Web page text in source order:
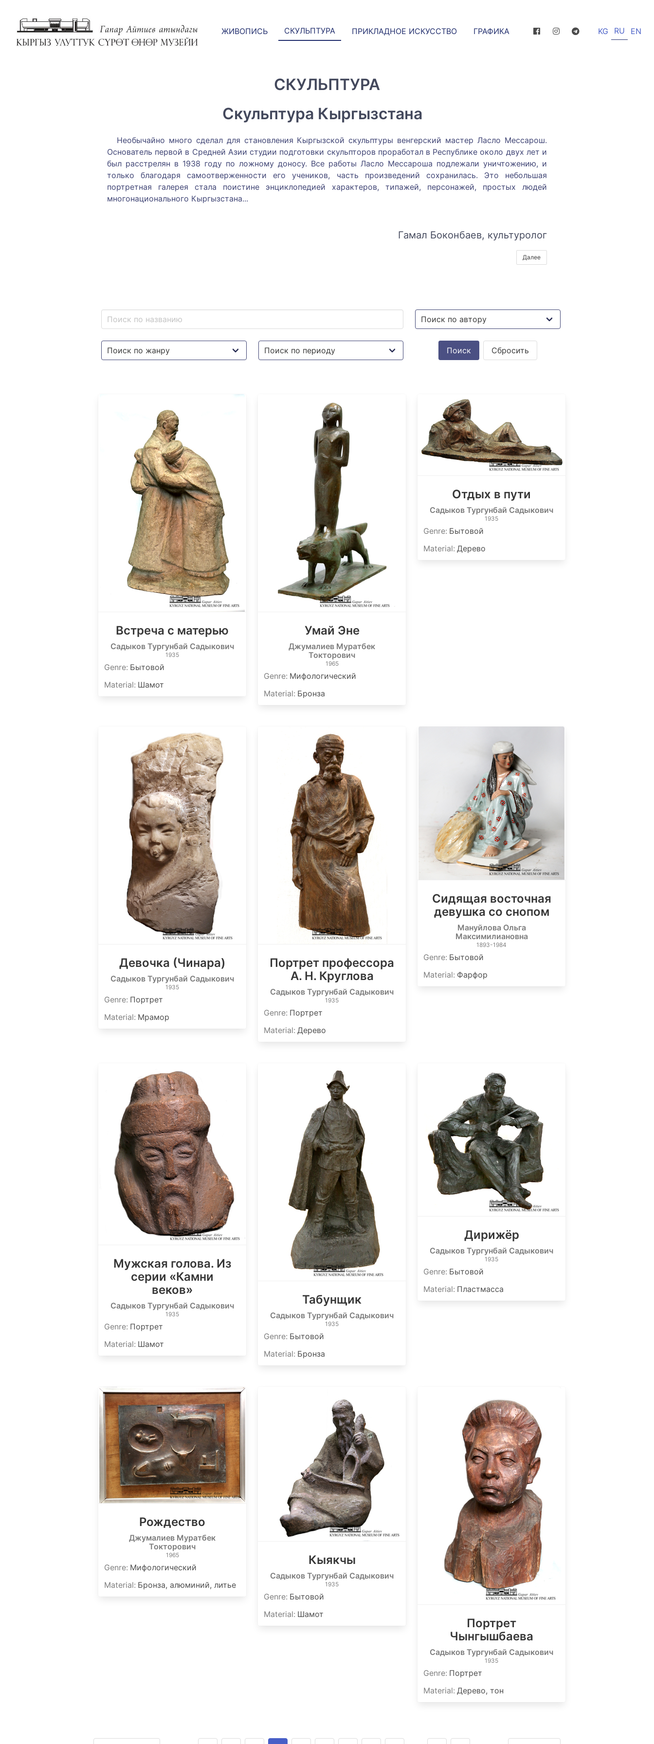
ЖИВОПИСЬ СКУЛЬПТУРА ПРИКЛАДНОЕ ИСКУССТВО ГРАФИКА KG RU EN
СКУЛЬПТУРА
Скульптура Кыргызстана
Необычайно много сделал для становления Кыргызской скульптуры венгерский мастер Ласло Мессарош.
Основатель первой в Средней Азии студии подготовки скульпторов проработал в Республике около двух лет и
был расстрелян в 1938 году по ложному доносу. Все работы Ласло Мессароша подлежали уничтожению, и
только благодаря самоотверженности его учеников, часть произведений сохранилась. Это небольшая
портретная галерея стала поистине энциклопедией характеров, типажей, персонажей, простых людей
многонационального Кыргызстана...
Гамал Боконбаев, культуролог
Далее
Сбросить
Встреча с матерью
Садыков Тургунбай Садыкович
1935
Genre: Бытовой
Material: Шамот
Умай Эне
Джумалиев Муратбек
Токторович
1965
Genre: Мифологический
Material: Бронза
Отдых в пути
Садыков Тургунбай Садыкович
1935
Genre: Бытовой
Material: Дерево
Девочка (Чинара)
Садыков Тургунбай Садыкович
1935
Genre: Портрет
Material: Мрамор
Портрет профессора
А. Н. Круглова
Садыков Тургунбай Садыкович
1935
Genre: Портрет
Material: Дерево
Сидящая восточная
девушка со снопом
Мануйлова Ольга
Максимилиановна
1893-1984
Genre: Бытовой
Material: Фарфор
Мужская голова. Из
серии «Камни
веков»
Садыков Тургунбай Садыкович
1935
Genre: Портрет
Material: Шамот
Табунщик
Садыков Тургунбай Садыкович
1935
Genre: Бытовой
Material: Бронза
Дирижёр
Садыков Тургунбай Садыкович
1935
Genre: Бытовой
Material: Пластмасса
Рождество
Джумалиев Муратбек
Токторович
1965
Genre: Мифологический
Material: Бронза, алюминий, литье
Кыякчы
Садыков Тургунбай Садыкович
1935
Genre: Бытовой
Material: Шамот
Портрет
Чынгышбаева
Садыков Тургунбай Садыкович
1935
Genre: Портрет
Material: Дерево, тон